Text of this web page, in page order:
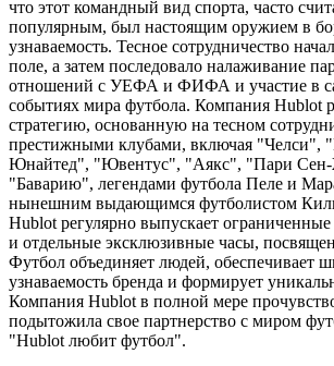
что этот командный вид спорта, часто
популярным, был настоящим оружием в
узнаваемость. Тесное сотрудничество
поле, а затем последовало налаживание
отношений с УЕФА и ФИФА и участие в
событиях мира футбола. Компания Hublot
стратегию, основанную на тесном
престижными клубами, включая "Челси",
Юнайтед", "Ювентус", "Аякс", "Пари
"Баварию", легендами футбола Пеле и
нынешним выдающимся футболистом
Hublot регулярно выпускает ограниченные
и отдельные эксклюзивные часы,
Футбол объединяет людей, обеспечивает
узнаваемость бренда и формирует
Компания Hublot в полной мере
подытожила свое партнерство с миром
"Hublot любит футбол".